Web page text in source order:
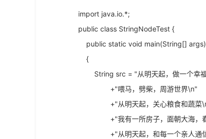
import java.io.*;
public class StringNodeTest {
public static void main(String[]
{
String src = "从明天起，做一个幸
+"喂马，劈柴，周游世界\n"
+"从明天起，关心粮食和蔬菜
+"我有一所房子，面朝大海，春
+"从明天起，和每一个亲人通